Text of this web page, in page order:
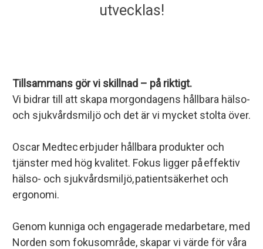
utvecklas!
Tillsammans gör vi skillnad – på riktigt.
Vi bidrar till att skapa morgondagens hållbara hälso-
och sjukvårdsmiljö och det är vi mycket stolta över.
Oscar Medtec erbjuder hållbara produkter och
tjänster med hög kvalitet. Fokus ligger på effektiv
hälso- och sjukvårdsmiljö, patientsäkerhet och
ergonomi.
Genom kunniga och engagerade medarbetare, med
Norden som fokusområde, skapar vi värde för våra